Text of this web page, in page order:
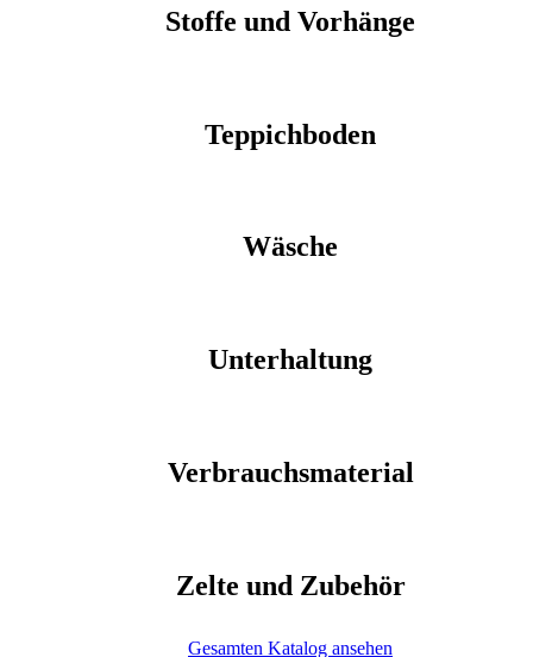
Stoffe und Vorhänge
Teppichboden
Wäsche
Unterhaltung
Verbrauchsmaterial
Zelte und Zubehör
Gesamten Katalog ansehen